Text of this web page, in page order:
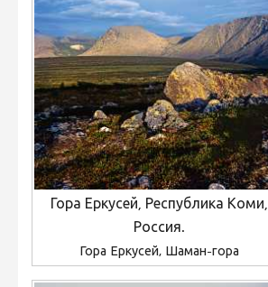
Гора Еркусей, Республика Коми,
Россия.
Гора Еркусей, Шаман-гора